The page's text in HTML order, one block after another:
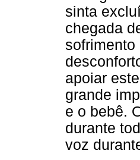
sinta
chegada
apoiar
grande
e o bebê.
durante
voz